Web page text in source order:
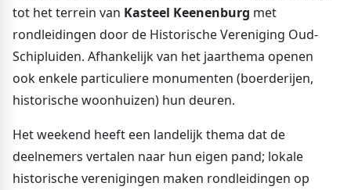
tot het terrein van Kasteel Keenenburg met
rondleidingen door de Historische Vereniging Oud-
Schipluiden. Afhankelijk van het jaarthema openen
ook enkele particuliere monumenten (boerderijen,
historische woonhuizen) hun deuren.
Het weekend heeft een landelijk thema dat de
deelnemers vertalen naar hun eigen pand; lokale
historische verenigingen maken rondleidingen op